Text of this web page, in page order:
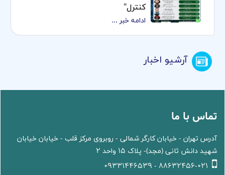
کنترل"
ادامه خبر ...
آرشیو اخبار
تماس با ما
آدرس تهران - خیابان کارگر شمالی - روبروی مرکز قلب - خیابان خیابان
شهید دانش ثانی (مجد)- پلاک 15 واحد 2